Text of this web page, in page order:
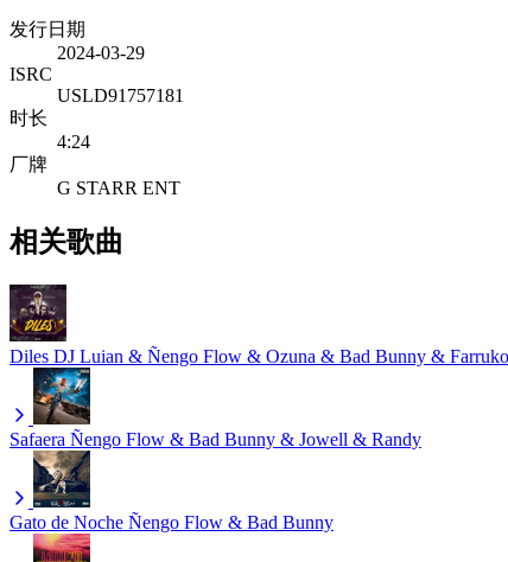
发行日期
2024-03-29
ISRC
USLD91757181
时长
4:24
厂牌
G STARR ENT
相关歌曲
Diles DJ Luian & Ñengo Flow & Ozuna & Bad Bunny &
Safaera Ñengo Flow & Bad Bunny & Jowell & Randy
Gato de Noche Ñengo Flow & Bad Bunny